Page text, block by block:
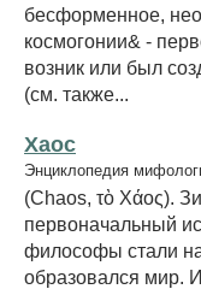
бесформенное,
космогонии& -
возник или был
(см. также...
Хаос
Энциклопедия
(Chaos, τὸ Χάος).
первоначальный
философы стали
образовался мир.